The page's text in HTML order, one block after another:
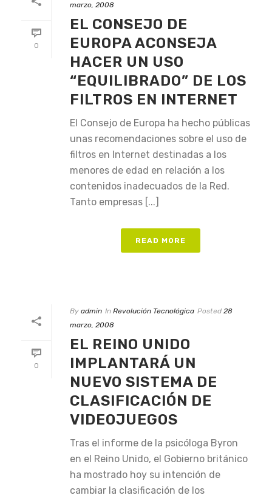
0
marzo, 2008
EL CONSEJO DE
EUROPA ACONSEJA
HACER UN USO
“EQUILIBRADO” DE LOS
FILTROS EN INTERNET
El Consejo de Europa ha hecho públicas
unas recomendaciones sobre el uso de
filtros en Internet destinadas a los
menores de edad en relación a los
contenidos inadecuados de la Red.
Tanto empresas [...]
READ MORE
0
By admin In Revolución Tecnológica Posted 28
marzo, 2008
EL REINO UNIDO
IMPLANTARÁ UN
NUEVO SISTEMA DE
CLASIFICACIÓN DE
VIDEOJUEGOS
Tras el informe de la psicóloga Byron
en el Reino Unido, el Gobierno británico
ha mostrado hoy su intención de
cambiar la clasificación de los